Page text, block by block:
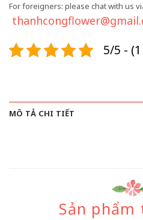
For foreigners: please chat with us
5/5 - (1
MÔ TẢ CHI TIẾT
Sản